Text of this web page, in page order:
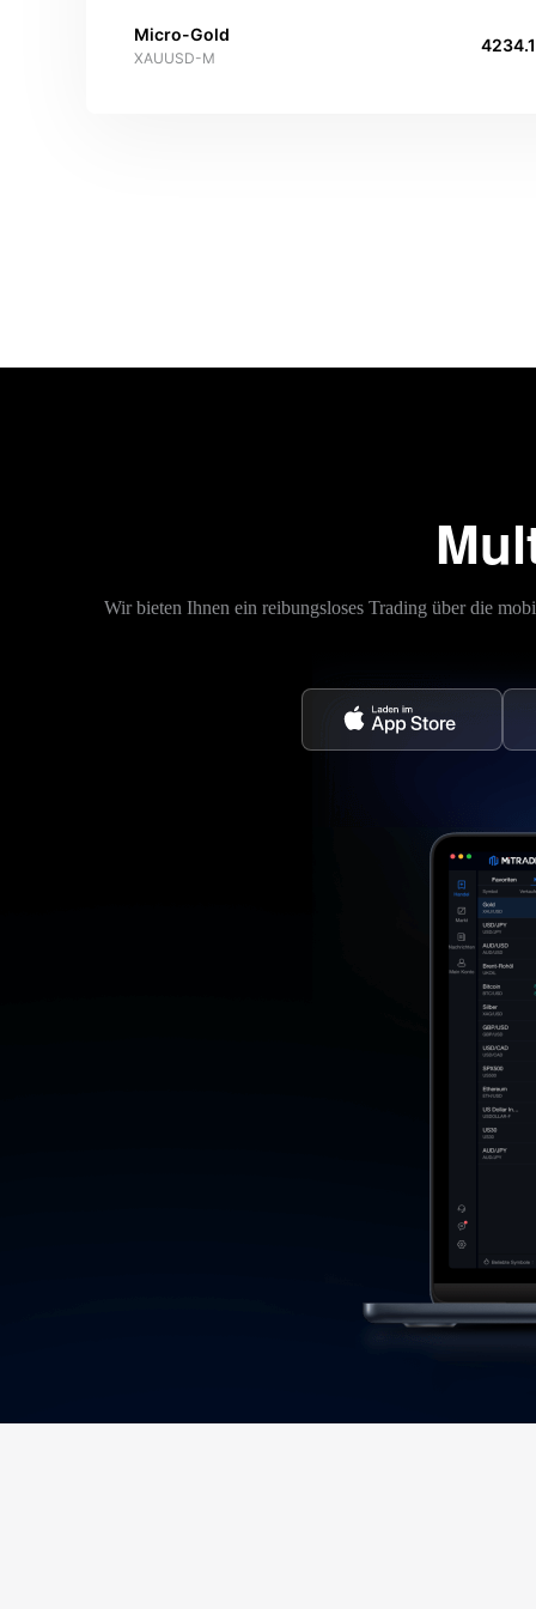
Micro-Gold
XAUUSD-M
Wir bieten Ihnen ein reibungsloses Trading über die